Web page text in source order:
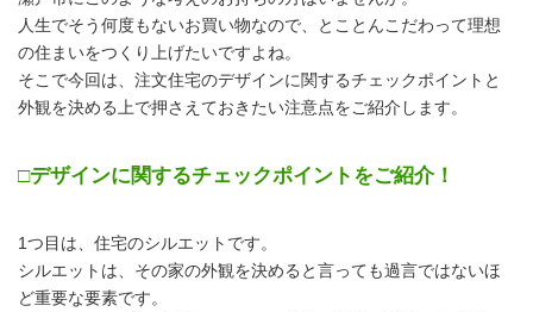
人生でそう何度もないお買い物なので、とことんこだわって理想
の住まいをつくり上げたいですよね。
そこで今回は、注文住宅のデザインに関するチェックポイントと
外観を決める上で押さえておきたい注意点をご紹介します。
□デザインに関するチェックポイントをご紹介！
1つ目は、住宅のシルエットです。
シルエットは、その家の外観を決めると言っても過言ではないほ
ど重要な要素です。